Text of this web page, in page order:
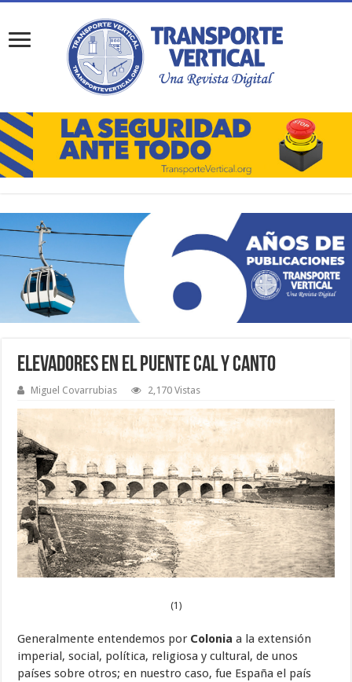
Elevadores en el Puente Cal y Canto
Miguel Covarrubias 2,170 Vistas
(1)
Generalmente entendemos por Colonia a la extensión
imperial, social, política, religiosa y cultural, de unos
países sobre otros; en nuestro caso, fue España el país